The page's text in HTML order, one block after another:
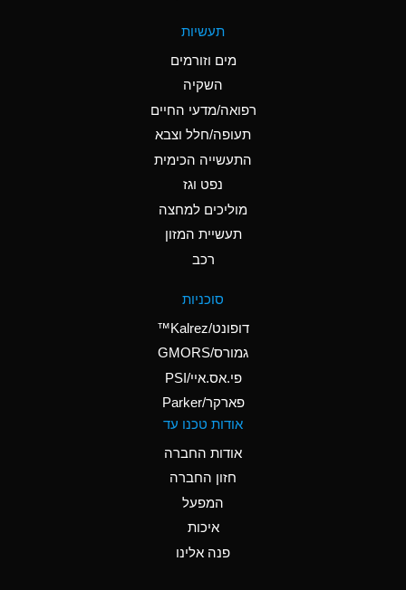
Ammonium Hydroxide
B
Ammonium Nitrate
Ammonium Nitrite
Ammonium Persulfate
Ammonium Phosphate
A
Ammonium Sulfate
B
Amyl Acetate (Banana
תעשיות
מים וזורמים
השקיה
רפואה/מדעי החיים
תעופה/חלל וצבא
התעשייה הכימית
נפט וגז
מוליכים למחצה
תעשיית המזון
רכב
סוכניות
דופונט/Kalrez™
גמורס/GMORS
פי.אס.איי/PSI
פארקר/Parker
אודות טכנו עד
אודות החברה
חזון החברה
המפעל
איכות
פנה אלינו